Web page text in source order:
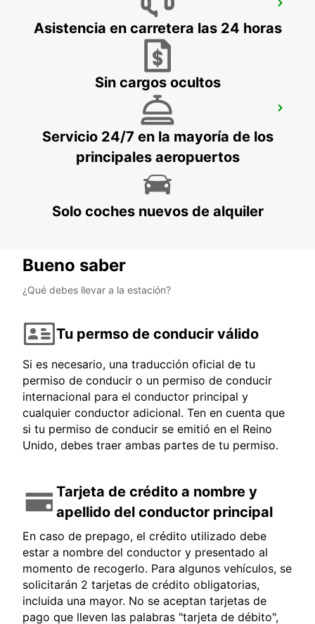
LUDWIGSBURG - GERMANY
NUERTINGEN - GERMANY
Asistencia en carretera las 24 horas
Sin cargos ocultos
Servicio 24/7 en la mayoría de los
principales aeropuertos
Solo coches nuevos de alquiler
Bueno saber
¿Qué debes llevar a la estación?
Tu permso de conducir válido
Si es necesario, una traducción oficial de tu
permiso de conducir o un permiso de conducir
internacional para el conductor principal y
cualquier conductor adicional. Ten en cuenta que
si tu permiso de conducir se emitió en el Reino
Unido, debes traer ambas partes de tu permiso.
Tarjeta de crédito a nombre y
apellido del conductor principal
En caso de prepago, el crédito utilizado debe
estar a nombre del conductor y presentado al
momento de recogerlo. Para algunos vehículos, se
solicitarán 2 tarjetas de crédito obligatorias,
incluida una mayor. No se aceptan tarjetas de
pago que lleven las palabras "tarjeta de débito",